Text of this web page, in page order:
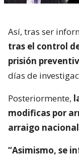
Así, tras ser
tras el control
prisión
días de
Posteriormente,
modificas por
arraigo nacional
“Asimismo, se